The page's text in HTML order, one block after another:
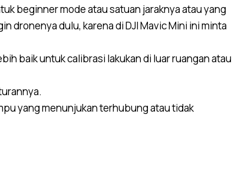
beginner mode atau satuan jaraknya atau yang
dronenya dulu, karena di DJI Mavic Mini ini minta
baik untuk calibrasi lakukan di luar ruangan atau
yang menunjukan terhubung atau tidak